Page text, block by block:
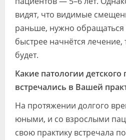
видят, что видимые
раньше, нужно обращаться
быстрее начнётся
будет.
Какие патологии детского
встречались в Вашей
На протяжении долгого
юными, и со взрослыми
свою практику встречала